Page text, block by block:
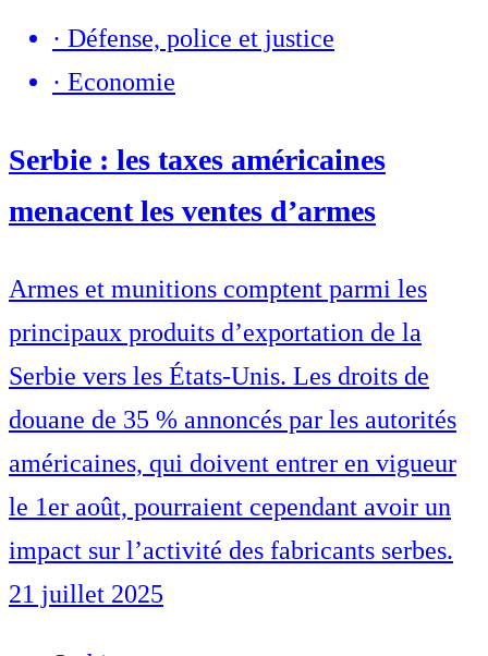
· Défense, police et justice
· Economie
Serbie : les taxes américaines
menacent les ventes d’armes
Armes et munitions comptent parmi les
principaux produits d’exportation de la
Serbie vers les États-Unis. Les droits de
douane de 35 % annoncés par les autorités
américaines, qui doivent entrer en vigueur
le 1er août, pourraient cependant avoir un
impact sur l’activité des fabricants serbes.
21 juillet 2025